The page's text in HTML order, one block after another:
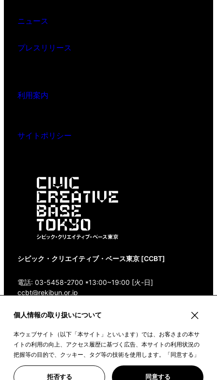
個人情報の取り扱いについて
本ウェブサイト（以下「本サイト」といいます）では、お客さまの本サ
イトの利用の向上、アクセス履歴に基づく広告、本サイトの利用状況の
把握等の目的で、クッキー、タグ等の技術を使用します。「同意する」
ボタンや本サイトをクリックすることで、上記の目的のためにクッキー
を使用すること、また、皆さまのデータを提携先や委託先と共有するこ
拒否する 同意する
ニュース
プレスリリース
利用案内
サイトポリシー
シビック・クリエイティブ・ベース東京 [CCBT]
電話: 03-5458-2700 *13:00~19:00 [火-日]
ccbt@rekibun.or.jp
〒150-0001 東京都渋谷区神宮前1-14-4 1/1(ONE)
Google Maps
©2022 CIVIC CREATIVE BASE TOKYO